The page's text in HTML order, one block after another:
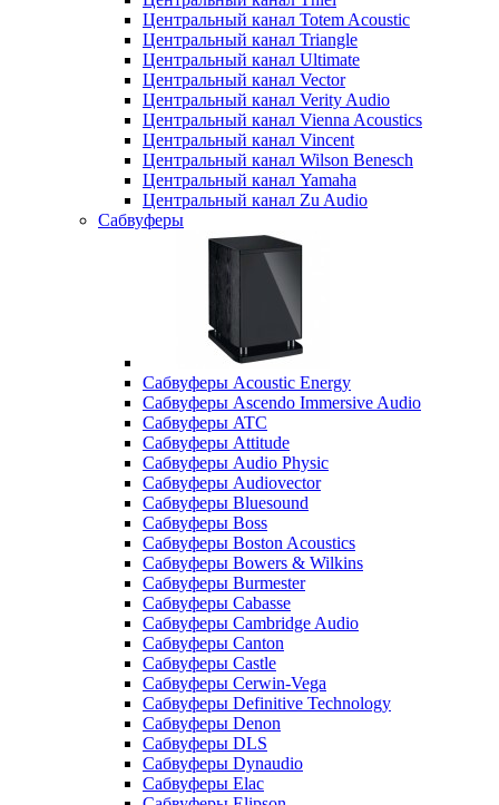
Центральный канал Totem Acoustic
Центральный канал Triangle
Центральный канал Ultimate
Центральный канал Vector
Центральный канал Verity Audio
Центральный канал Vienna Acoustics
Центральный канал Vincent
Центральный канал Wilson Benesch
Центральный канал Yamaha
Центральный канал Zu Audio
Сабвуферы
Сабвуферы Acoustic Energy
Сабвуферы Ascendo Immersive Audio
Сабвуферы ATC
Сабвуферы Attitude
Сабвуферы Audio Physic
Сабвуферы Audiovector
Сабвуферы Bluesound
Сабвуферы Boss
Сабвуферы Boston Acoustics
Сабвуферы Bowers & Wilkins
Сабвуферы Burmester
Сабвуферы Cabasse
Сабвуферы Cambridge Audio
Сабвуферы Canton
Сабвуферы Castle
Сабвуферы Cerwin-Vega
Сабвуферы Definitive Technology
Сабвуферы Denon
Сабвуферы DLS
Сабвуферы Dynaudio
Сабвуферы Elac